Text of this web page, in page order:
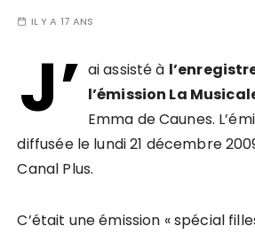
IL Y A 17 ANS
J’ ai assisté à
l’émission La
Emma de Caunes.
diffusée le lundi 21 décembre
Canal Plus.
C’était une émission « spécial